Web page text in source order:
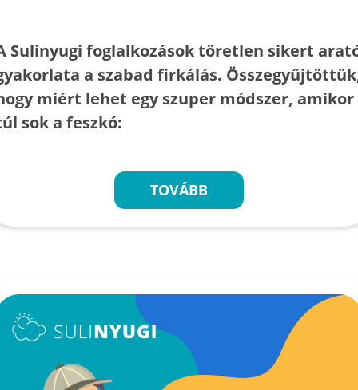
Sulinyugi foglalkozások töretlen sikert
a szabad firkálás.
miért lehet egy szuper módszer, amikor
sok a feszkó:
TOVÁBB